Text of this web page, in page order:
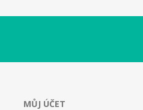
MŮJ ÚČET